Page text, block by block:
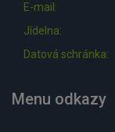
E-mail:
Jídelna:
Datová schránka:
Menu odkazy